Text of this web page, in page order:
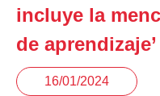
incluye la
de aprendizaje’
16/01/2024